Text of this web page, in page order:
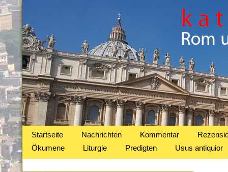
Startseite Nachrichten Kommentar
Ökumene
Liturgie Predigten Usus antiquior